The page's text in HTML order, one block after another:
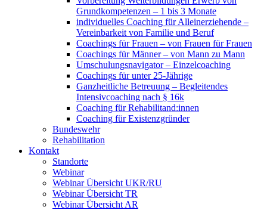
Grundkompetenzen – 1 bis 3 Monate
individuelles Coaching für Alleinerziehende –
Vereinbarkeit von Familie und Beruf
Coachings für Frauen – von Frauen für Frauen
Coachings für Männer – von Mann zu Mann
Umschulungsnavigator – Einzelcoaching
Coachings für unter 25-Jährige
Ganzheitliche Betreuung – Begleitendes
Intensivcoaching nach § 16k
Coaching für Rehabilitand:innen
Coaching für Existenzgründer
Bundeswehr
Rehabilitation
Kontakt
Standorte
Webinar
Webinar Übersicht UKR/RU
Webinar Übersicht TR
Webinar Übersicht AR